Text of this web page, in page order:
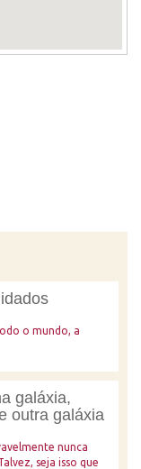
o mundo, a
galáxia,
outra galáxia
nunca
seja isso que